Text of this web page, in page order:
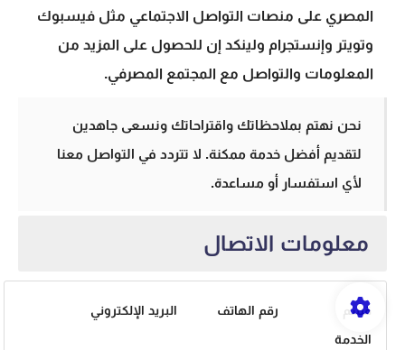
المصري على منصات التواصل الاجتماعي مثل فيسبوك
وتويتر وإنستجرام ولينكد إن للحصول على المزيد من
المعلومات والتواصل مع المجتمع المصرفي.
نحن نهتم بملاحظاتك واقتراحاتك ونسعى جاهدين
لتقديم أفضل خدمة ممكنة. لا تتردد في التواصل معنا
لأي استفسار أو مساعدة.
معلومات الاتصال
قسم
الخدمة
رقم الهاتف البريد الإلكتروني